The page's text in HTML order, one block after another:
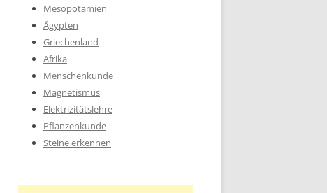
Mesopotamien
Ägypten
Griechenland
Afrika
Menschenkunde
Magnetismus
Elektrizitätslehre
Pflanzenkunde
Steine erkennen